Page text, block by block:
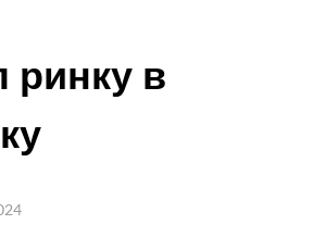
ринку в